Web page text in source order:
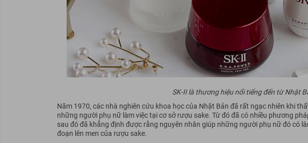
SK-II là thương hiệu nổi tiếng đến từ Nhật
Năm 1970, các nhà nghiên cứu khoa học của Nhật Bản đã rất ngạc nhiên khi
những người phụ nữ làm việc tại cơ sở rượu sake. Từ đó đã có nhiều phương
sau đó đã khẳng định được rằng nguyên nhân giúp những người phụ nữ đó có
đoạn lên men của rượu sake.